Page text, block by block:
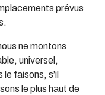
prévus
ne montons
universel,
faisons, s’il
le plus haut de